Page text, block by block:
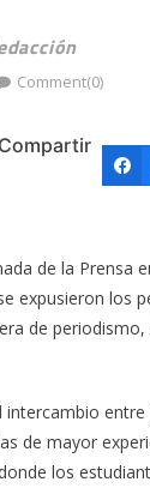
Comment(0)
Compartir
de la Prensa
expusieron los
de
intercambio entre
de mayor
los